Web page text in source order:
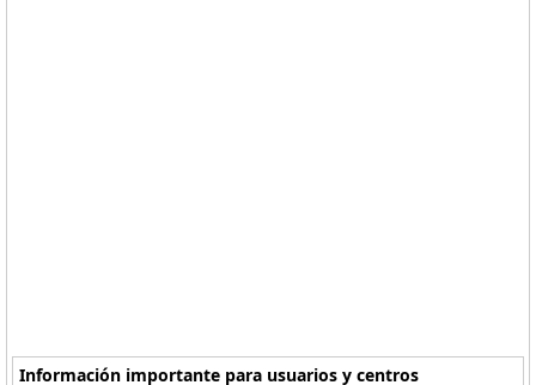
Información importante para usuarios y centros